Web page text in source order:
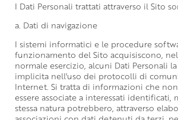
I Dati Personali trattati attraverso il Sito
a. Dati di navigazione
I sistemi informatici e le procedure
funzionamento del Sito acquisiscono,
normale esercizio, alcuni Dati Personali
implicita nell'uso dei protocolli di
Internet. Si tratta di informazioni che
essere associate a interessati identificati,
stessa natura potrebbero, attraverso